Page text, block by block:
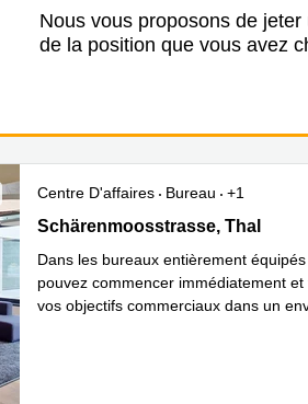
Nous vous proposons de
de la position que vous avez
Centre D'affaires Bureau
+1
Schärenmoosstrasse 77, Thal
Schärenmoosstrasse, Thal
Dans les bureaux entièrement
pouvez commencer immédiatement
vos objectifs commerciaux dans un